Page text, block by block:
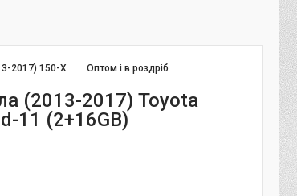
Оптом і в роздріб
2017) 150-X
(2013-2017) Toyota
11 (2+16GB)